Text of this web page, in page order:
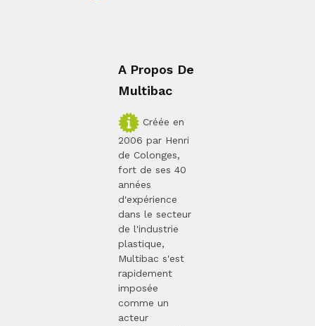
A Propos De
Multibac
Créée en
2006 par Henri
de Colonges,
fort de ses 40
années
d'expérience
dans le secteur
de l'industrie
plastique,
Multibac s'est
rapidement
imposée
comme un
acteur